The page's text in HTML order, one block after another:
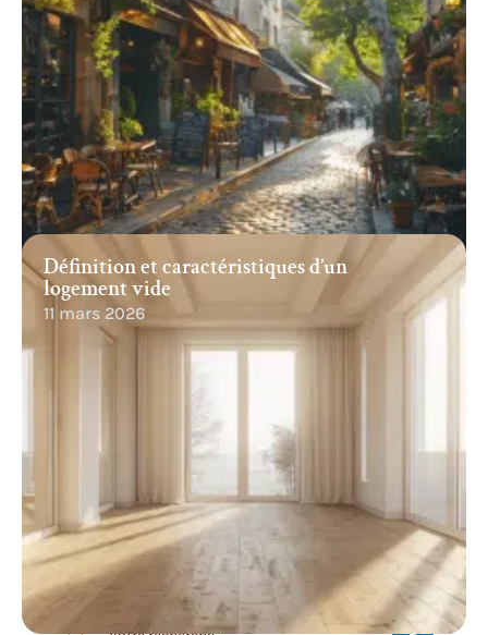
Définition et caractéristiques d’un
logement vide
11 mars 2026
Recherche